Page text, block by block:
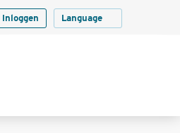
Inloggen Language